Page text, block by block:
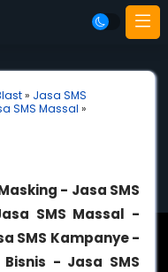
» Jasa SMS
SMS Massal »
- Jasa SMS
SMS Massal -
SMS Kampanye -
- Jasa SMS